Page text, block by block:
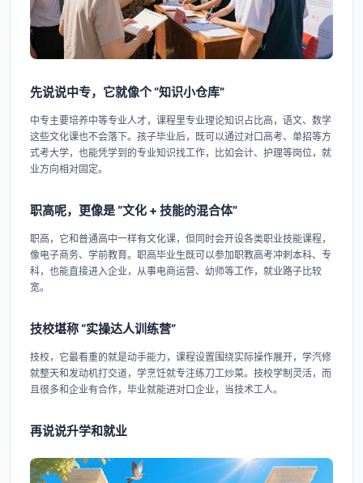
先说说中专，它就像个 “知识小仓库”
中专主要培养中等专业人才，课程里专业理论知识占比高，语文、数学
这些文化课也不会落下。孩子毕业后，既可以通过对口高考、单招等方
式考大学，也能凭学到的专业知识找工作，比如会计、护理等岗位，就
业方向相对固定。
职高呢，更像是 “文化 + 技能的混合体”
职高，它和普通高中一样有文化课，但同时会开设各类职业技能课程，
像电子商务、学前教育。职高毕业生既可以参加职教高考冲刺本科、专
科，也能直接进入企业，从事电商运营、幼师等工作，就业路子比较
宽。
技校堪称 “实操达人训练营”
技校，它最看重的就是动手能力，课程设置围绕实际操作展开，学汽修
就整天和发动机打交道，学烹饪就专注练刀工炒菜。技校学制灵活，而
且很多和企业有合作，毕业就能进对口企业，当技术工人。
再说说升学和就业